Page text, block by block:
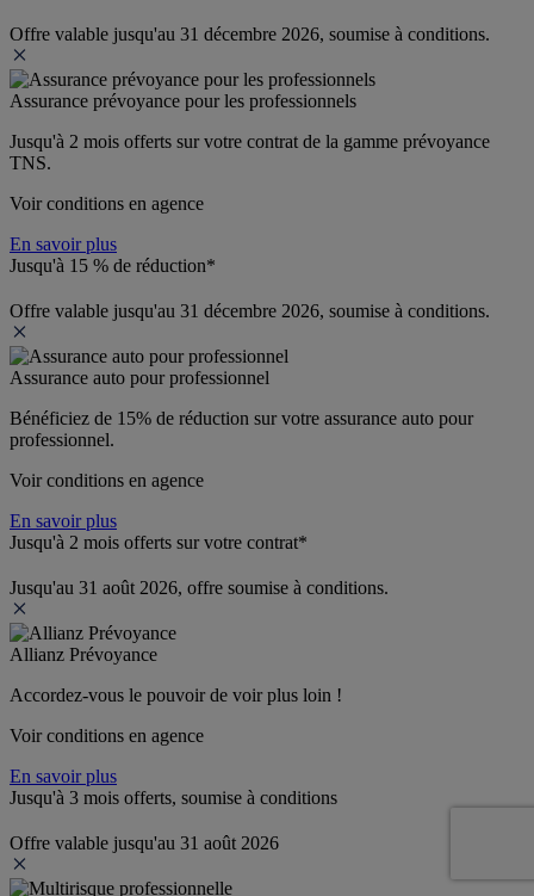
Offre valable jusqu'au 31 décembre 2026, soumise à conditions.
Assurance prévoyance pour les professionnels
Jusqu'à 2 mois offerts sur votre contrat de la gamme prévoyance
TNS.
Voir conditions en agence
En savoir plus
Jusqu'à 15 % de réduction*
Offre valable jusqu'au 31 décembre 2026, soumise à conditions.
Assurance auto pour professionnel
Bénéficiez de 15% de réduction sur votre assurance auto pour
professionnel.
Voir conditions en agence
En savoir plus
Jusqu'à 2 mois offerts sur votre contrat*
Jusqu'au 31 août 2026, offre soumise à conditions.
Allianz Prévoyance
Accordez-vous le pouvoir de voir plus loin !
Voir conditions en agence
En savoir plus
Jusqu'à 3 mois offerts, soumise à conditions
Offre valable jusqu'au 31 août 2026